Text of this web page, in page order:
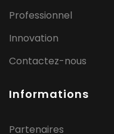
Professionnel
Innovation
Contactez-nous
Informations
Partenaires